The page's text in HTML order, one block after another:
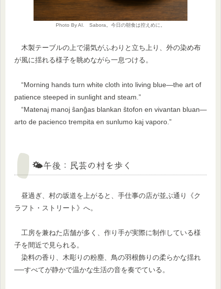
Photo By AI. Sabora。今日の朝食は控えめに。
木製テーブルの上で湯気がふわりと立ち上り、外の染め布
が風に揺れる様子を眺めながら一息つける。
“Morning hands turn white cloth into living blue—the art of
patience steeped in sunlight and steam.”
“Matenaj manoj ŝanĝas blankan ŝtofon en vivantan bluan—
arto de pacienco trempita en sunlumo kaj vaporo.”
🌤午後：民芸の村を歩く
昼過ぎ、村の坂道を上がると、手仕事の店が並ぶ通り《ク
ラフト・ストリート》へ。
工房を兼ねた店舗が多く、作り手が実際に制作している様
子を間近で見られる。
染料の香り、木彫りの粉塵、鳥の羽根飾りの柔らかな揺れ
──すべてが静かで温かな生活の音を奏でている。